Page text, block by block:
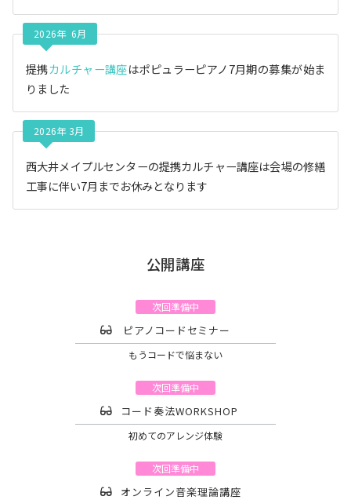
2026年 6月
提携カルチャー講座はポピュラーピアノ7月期の募集が始ま
りました
2026年 3月
西大井メイプルセンターの提携カルチャー講座は会場の修繕
工事に伴い7月までお休みとなります
公開講座
次回準備中
ピアノコードセミナー
もうコードで悩まない
次回準備中
コード奏法WORKSHOP
初めてのアレンジ体験
次回準備中
オンライン音楽理論講座